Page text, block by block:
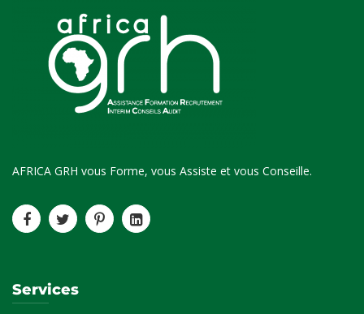
AFRICA GRH vous Forme, vous Assiste et vous Conseille.
Services